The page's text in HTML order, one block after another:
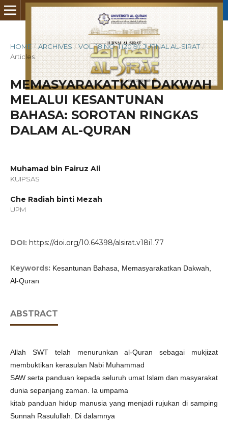
HOME / ARCHIVES / VOL. 18 NO. 1 (2019): JURNAL AL-SIRAT /
Articles
MEMASYARAKATKAN DAKWAH
MELALUI KESANTUNAN
BAHASA: SOROTAN RINGKAS
DALAM AL-QURAN
Muhamad bin Fairuz Ali
KUIPSAS
Che Radiah binti Mezah
UPM
DOI: https://doi.org/10.64398/alsirat.v18i1.77
Keywords: Kesantunan Bahasa, Memasyarakatkan Dakwah,
Al-Quran
ABSTRACT
Allah SWT telah menurunkan al-Quran sebagai mukjizat
membuktikan kerasulan Nabi Muhammad
SAW serta panduan kepada seluruh umat Islam dan masyarakat
dunia sepanjang zaman. Ia umpama
kitab panduan hidup manusia yang menjadi rujukan di samping
Sunnah Rasulullah. Di dalamnya